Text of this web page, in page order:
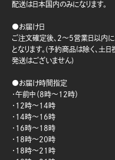
配送は日本国内のみになります。
●お届け日
ご注文確定後、2～5営業日以内
となります。(予約商品は除く、土日
発送はございません)
●お届け時間指定
・午前中（8時～12時）
・12時～14時
・14時～16時
・16時～18時
・18時～20時
・18時～21時